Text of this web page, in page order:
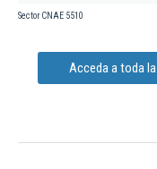
Sector CNAE 5510
Acceda a toda